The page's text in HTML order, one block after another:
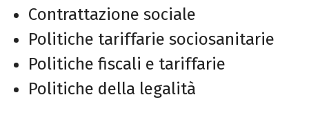
Contrattazione sociale
Politiche tariffarie sociosanitarie
Politiche fiscali e tariffarie
Politiche della legalità